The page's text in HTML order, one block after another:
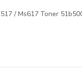
/ Ms617 Toner